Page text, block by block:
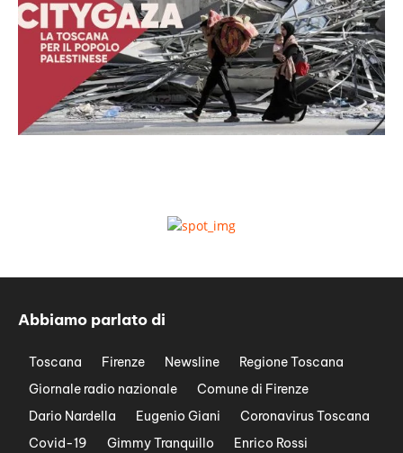
Abbiamo parlato di
Toscana Firenze Newsline
Regione Toscana
Giornale radio nazionale
Comune di Firenze
Dario Nardella
Eugenio Giani
Coronavirus Toscana
Covid-19
Gimmy Tranquillo
Enrico Rossi